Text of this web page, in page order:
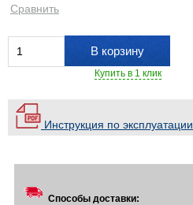
Сравнить
В корзину
Купить в 1 клик
Инструкция по эксплуатации
Способы доставки: